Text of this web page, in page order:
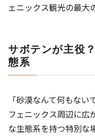
ェニックス観光の最大
サボテンが主役
態系
「砂漠なんて何もな
フェニックス周辺に広
な生態系を持つ特別な